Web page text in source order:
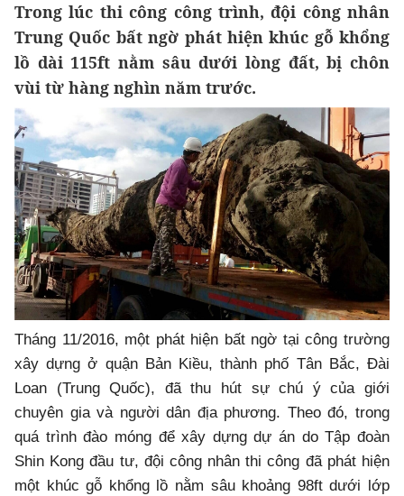
Trong lúc thi công công trình, đội công nhân
Trung Quốc bất ngờ phát hiện khúc gỗ khổng
lồ dài 115ft nằm sâu dưới lòng đất, bị chôn
vùi từ hàng nghìn năm trước.
Tháng 11/2016, một phát hiện bất ngờ tại công trường
xây dựng ở quận Bản Kiều, thành phố Tân Bắc, Đài
Loan (Trung Quốc), đã thu hút sự chú ý của giới
chuyên gia và người dân địa phương. Theo đó, trong
quá trình đào móng để xây dựng dự án do Tập đoàn
Shin Kong đầu tư, đội công nhân thi công đã phát hiện
một khúc gỗ khổng lồ nằm sâu khoảng 98ft dưới lớp